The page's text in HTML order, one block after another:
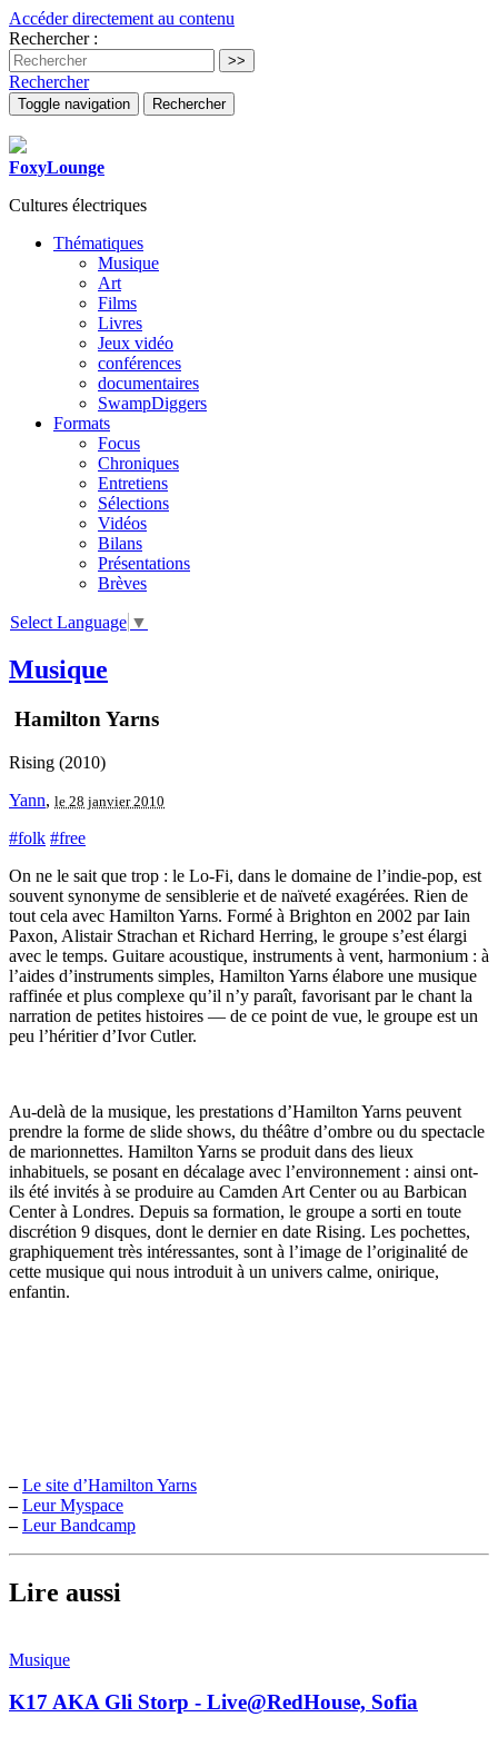
Accéder directement au contenu
Rechercher :
Rechercher
Toggle navigation Rechercher
FoxyLounge
Cultures électriques
Thématiques
Musique
Art
Films
Livres
Jeux vidéo
conférences
documentaires
SwampDiggers
Formats
Focus
Chroniques
Entretiens
Sélections
Vidéos
Bilans
Présentations
Brèves
Select Language ▼
Musique
Hamilton Yarns
Rising (2010)
Yann, le 28 janvier 2010
#folk #free
On ne le sait que trop : le Lo-Fi, dans le domaine de l’indie-pop, est
souvent synonyme de sensiblerie et de naïveté exagérées. Rien de
tout cela avec Hamilton Yarns. Formé à Brighton en 2002 par Iain
Paxon, Alistair Strachan et Richard Herring, le groupe s’est élargi
avec le temps. Guitare acoustique, instruments à vent, harmonium : à
l’aides d’instruments simples, Hamilton Yarns élabore une musique
raffinée et plus complexe qu’il n’y paraît, favorisant par le chant la
narration de petites histoires — de ce point de vue, le groupe est un
peu l’héritier d’Ivor Cutler.
Au-delà de la musique, les prestations d’Hamilton Yarns peuvent
prendre la forme de slide shows, du théâtre d’ombre ou du spectacle
de marionnettes. Hamilton Yarns se produit dans des lieux
inhabituels, se posant en décalage avec l’environnement : ainsi ont-
ils été invités à se produire au Camden Art Center ou au Barbican
Center à Londres. Depuis sa formation, le groupe a sorti en toute
discrétion 9 disques, dont le dernier en date Rising. Les pochettes,
graphiquement très intéressantes, sont à l’image de l’originalité de
cette musique qui nous introduit à un univers calme, onirique,
enfantin.
– Le site d’Hamilton Yarns
– Leur Myspace
– Leur Bandcamp
Lire aussi
Musique
K17 AKA Gli Storp - Live@RedHouse, Sofia